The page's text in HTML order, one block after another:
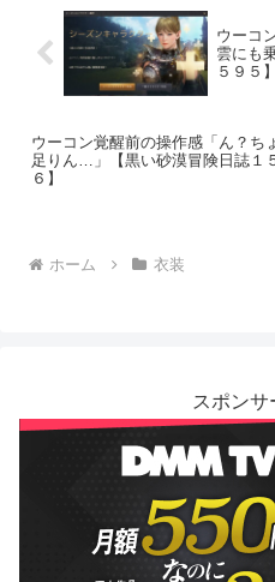
ウーコ
雲にも
５９５】
ウーコン覚醒前の操作感「ん？ち
足りん…」【黒い砂漠冒険日誌１
６】
ホーム 衣装
スポンサ